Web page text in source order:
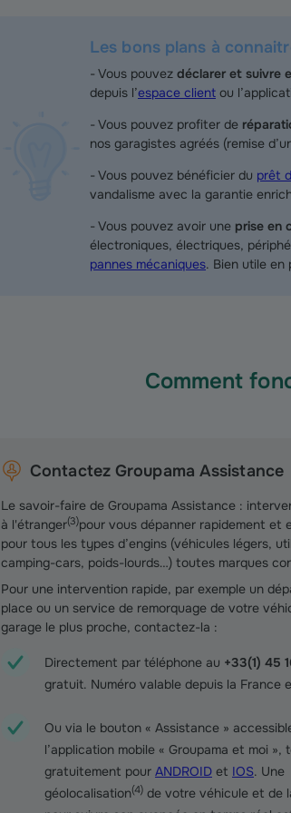
Les bons plans à
- Vous pouvez déclarer et suivre
depuis l’espace client ou
- Vous pouvez profiter de
nos garagistes agréés (remise
- Vous pouvez bénéficier du prêt
vandalisme avec la garantie
- Vous pouvez avoir une prise en
électroniques, électriques,
pannes mécaniques. Bien utile
Comment
Contactez Groupama Assistance
Le savoir-faire de Groupama Assistance :
à l'étranger(3)pour vous dépanner rapidement et
pour tous les types d’engins (véhicules légers,
camping-cars, poids-lourds…) toutes marques
Pour une intervention rapide, par exemple un
place ou un service de remorquage de votre
garage le plus proche, contactez-la :
Directement par téléphone au +33(1) 45
gratuit. Numéro valable depuis la France
Ou via le bouton « Assistance »
l’application mobile « Groupama et moi »,
gratuitement pour ANDROID et IOS. Une
géolocalisation(4) de votre véhicule et de